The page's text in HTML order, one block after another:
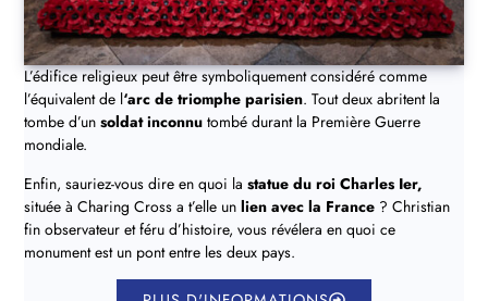
L’édifice religieux peut être symboliquement considéré comme
l’équivalent de l‘arc de triomphe parisien. Tout deux abritent la
tombe d’unsoldat inconnu tombé durant la Première Guerre
mondiale.
Enfin, sauriez-vous dire en quoi lastatue du roi Charles Ier,
située à Charing Cross a t’elle un lien avec la France ? Christian
fin observateur et féru d’histoire, vous révélera en quoi ce
monument est un pont entre les deux pays.